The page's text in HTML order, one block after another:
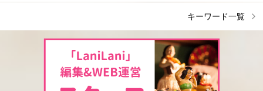
キーワード一覧